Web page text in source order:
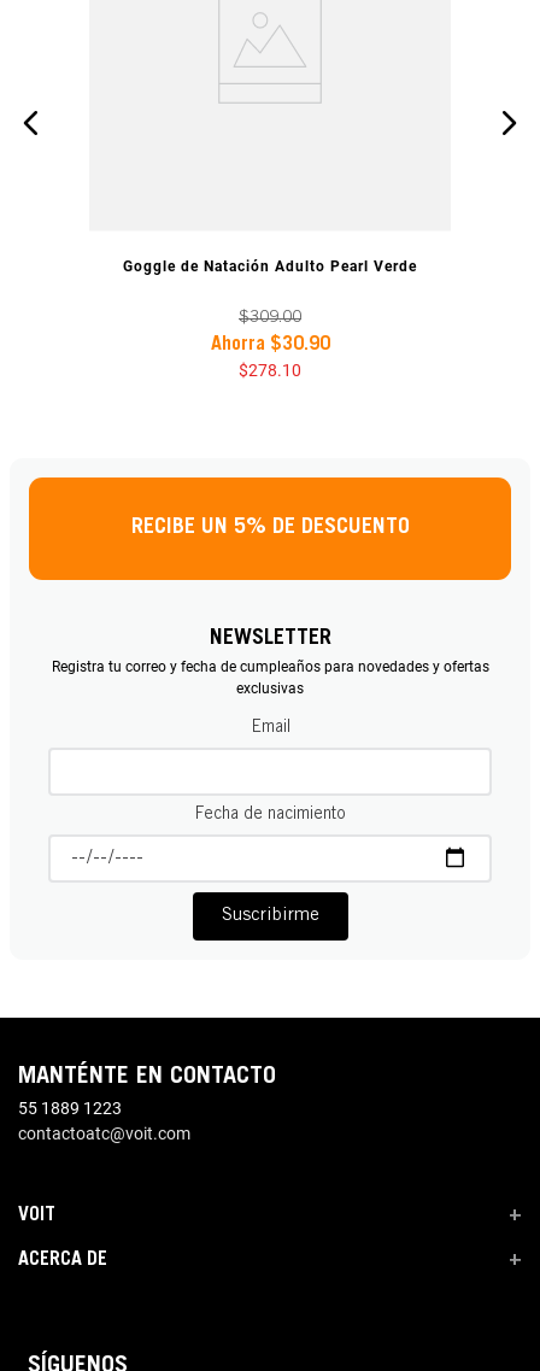
VISTA PREVIA
Goggle de Natación Adulto Pearl Verde
$309.00
Ahorra $30.90
$278.10
RECIBE UN 5% DE DESCUENTO
NEWSLETTER
Registra tu correo y fecha de cumpleaños para novedades y ofertas
exclusivas
Email
Fecha de nacimiento
Suscribirme
MANTÉNTE EN CONTACTO
55 1889 1223
contactoatc@voit.com
VOIT +
ACERCA DE +